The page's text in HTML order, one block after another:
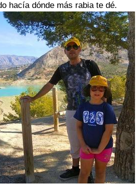
hacía dónde más rabia te dé.